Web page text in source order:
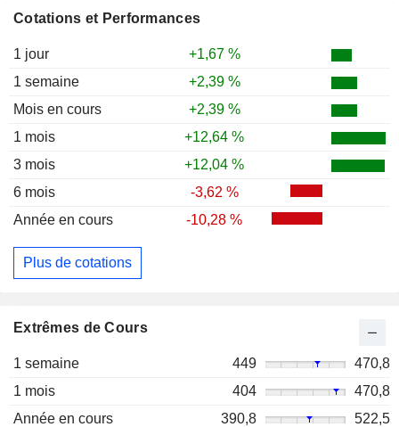
Cotations et Performances
1 jour
+1,67 %
1 semaine
+2,39 %
Mois en cours
+2,39 %
1 mois
+12,64 %
3 mois
+12,04 %
6 mois
-3,62 %
Année en cours
-10,28 %
Plus de cotations
Extrêmes de Cours
1 semaine 449
470,8
1 mois
404
470,8
Année en cours
390,8
522,5